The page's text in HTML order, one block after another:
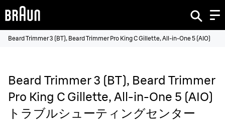
Beard Trimmer 3 (BT), Beard Trimmer Pro King C Gillette, All-in-One 5 (AIO)
Beard Trimmer 3 (BT), Beard Trimmer
Pro King C Gillette, All-in-One 5 (AIO)
トラブルシューティングセンター